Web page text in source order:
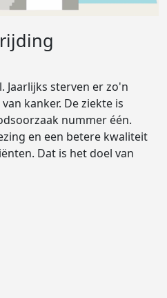
Jaarlijks sterven er zo'n
kanker. De ziekte is
nummer één.
en een betere kwaliteit
Dat is het doel van